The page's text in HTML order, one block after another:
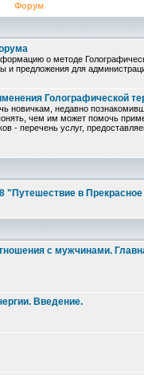
Форум
о методе
и предложения для
Голографической
новичкам, недавно
чем им может помочь
- перечень услуг,
"Путешествие в
с мужчинами.
Введение.